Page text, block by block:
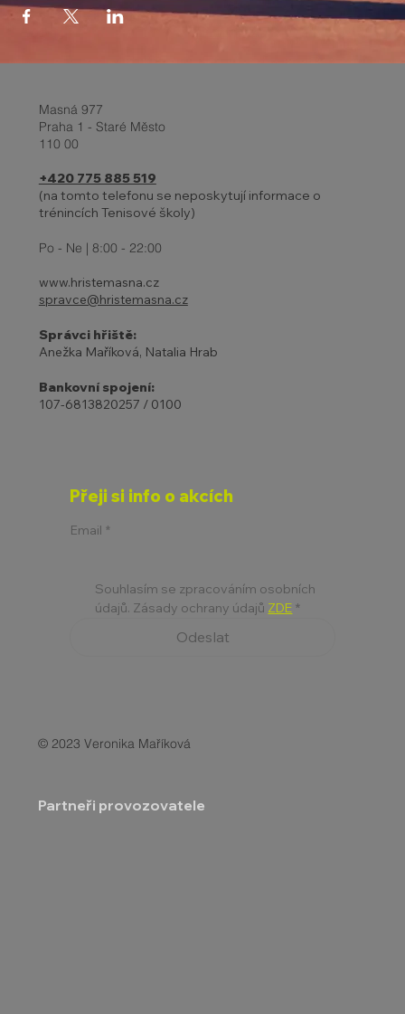
Masná 977
Praha 1 - Staré Město
110 00
+420 775 885 519
(na tomto telefonu se neposkytují informace o
trénincích Tenisové školy)
Po - Ne | 8:00 - 22:00
www.hristemasna.cz
spravce@hristemasna.cz
Správci hřiště:
Anežka Maříková, Natalia Hrab
Bankovní spojení:
107-6813820257 / 0100
Přeji si info o akcích
Email *
Souhlasím se zpracováním osobních
údajů. Zásady ochrany údajů ZDE *
Odeslat
© 2023 Veronika Maříková
Partneři provozovatele